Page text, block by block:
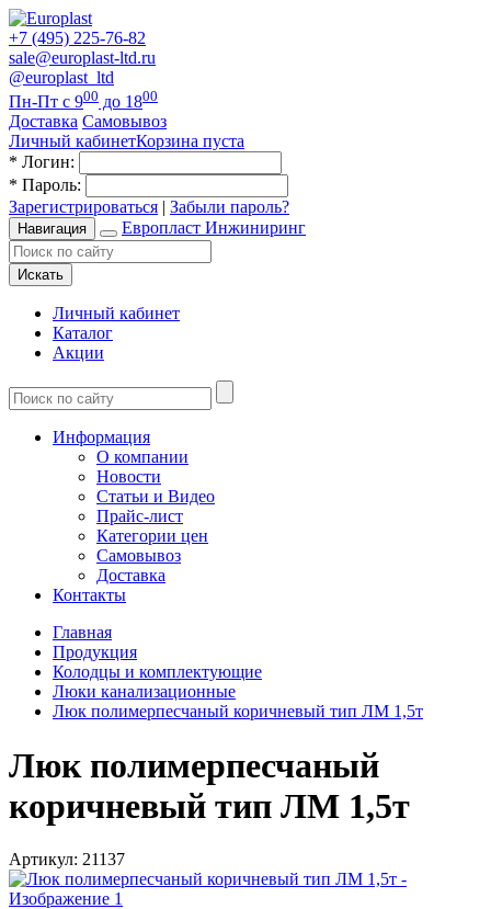
+7 (495) 225-76-82
sale@europlast-ltd.ru
@europlast_ltd
Пн-Пт с 900 до 1800
Доставка Самовывоз
Личный кабинетКорзина пуста
* Логин:
* Пароль:
Зарегистрироваться | Забыли пароль?
Навигация Европласт Инжиниринг
Искать
Личный кабинет
Каталог
Акции
Информация
О компании
Новости
Статьи и Видео
Прайс-лист
Категории цен
Самовывоз
Доставка
Контакты
Главная
Продукция
Колодцы и комплектующие
Люки канализационные
Люк полимерпесчаный коричневый тип ЛМ 1,5т
Люк полимерпесчаный
коричневый тип ЛМ 1,5т
Артикул: 21137